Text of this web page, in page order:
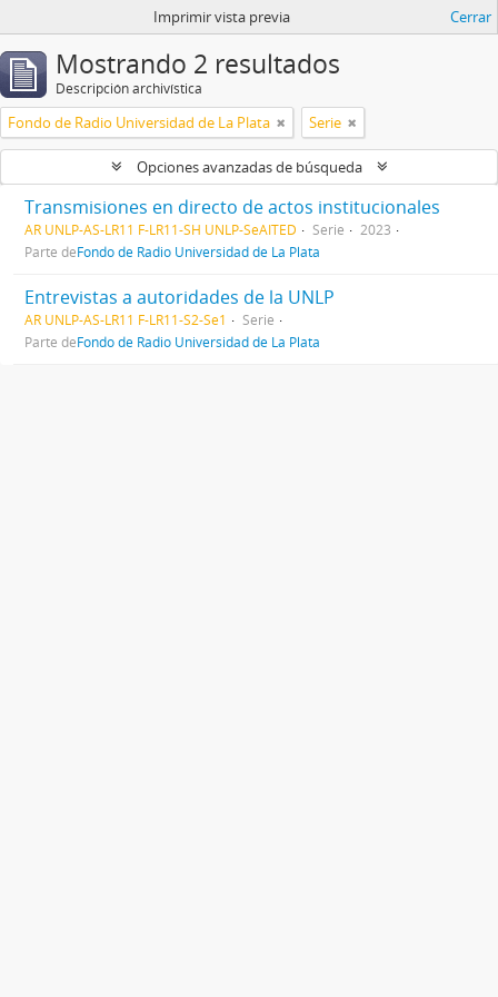
Imprimir vista previa Cerrar
Mostrando 2 resultados
Descripción archivística
Fondo de Radio Universidad de La Plata Serie
Opciones avanzadas de búsqueda
Transmisiones en directo de actos institucionales
AR UNLP-AS-LR11 F-LR11-SH UNLP-SeAITED Serie
2023
Parte deFondo de Radio Universidad de La Plata
Entrevistas a autoridades de la UNLP
AR UNLP-AS-LR11 F-LR11-S2-Se1
Serie
Parte deFondo de Radio Universidad de La Plata